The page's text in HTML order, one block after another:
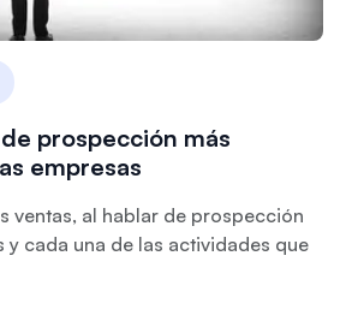
prospección más
empresas
ventas, al hablar de prospección
y cada una de las actividades que